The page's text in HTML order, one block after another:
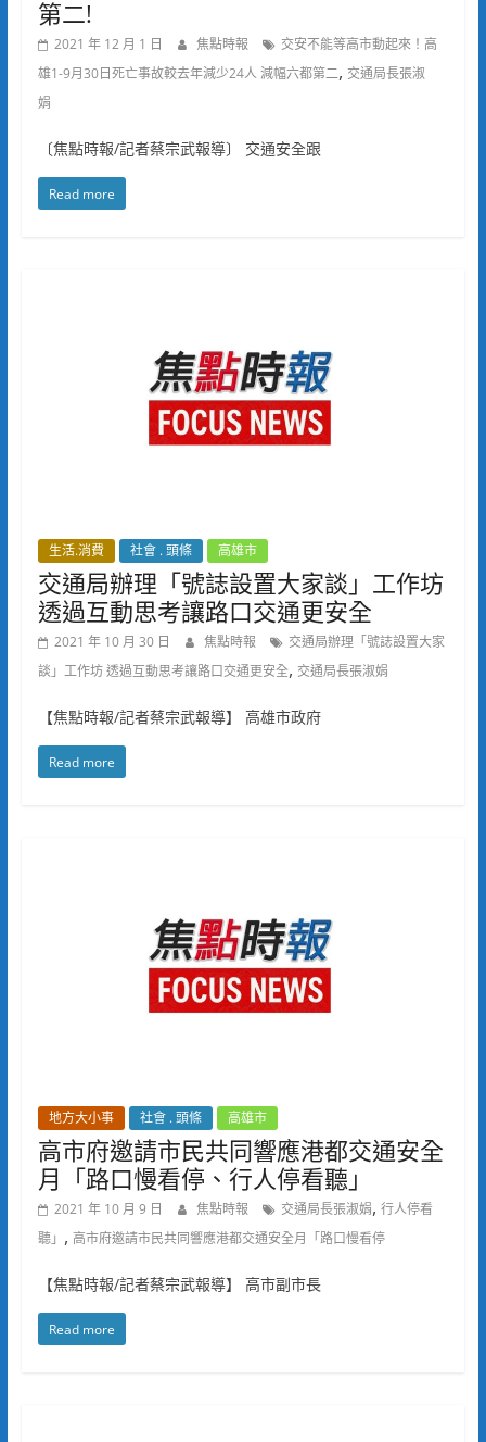
第二!
2021 年 12 月 1 日 焦點時報
交安不能等高市動起來！高
雄1-9月30日死亡事故較去年減少24人 減幅六都第二, 交通局長張淑
娟
〔焦點時報/記者蔡宗武報導〕 交通安全跟
Read more
生活.消費 社會 . 頭條 高雄市
交通局辦理「號誌設置大家談」工作坊
透過互動思考讓路口交通更安全
2021 年 10 月 30 日 焦點時報
交通局辦理「號誌設置大家
談」工作坊 透過互動思考讓路口交通更安全, 交通局長張淑娟
【焦點時報/記者蔡宗武報導】 高雄市政府
Read more
地方大小事 社會 . 頭條 高雄市
高市府邀請市民共同響應港都交通安全
月「路口慢看停、行人停看聽」
2021 年 10 月 9 日 焦點時報 交通局長張淑娟, 行人停看
聽」 , 高市府邀請市民共同響應港都交通安全月「路口慢看停
【焦點時報/記者蔡宗武報導】 高市副市長
Read more